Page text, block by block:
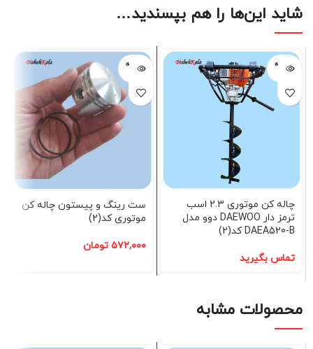
شاید این‌ها را هم بپسندید…
فروخته
شده
چاله کن موتوری 2.3 اسب
ترمز دار DAEWOO دوو مدل
DAEA520-B کد(2)
تماس بگیرید
فروخته
شده
ست رینگ و پیستون چاله کن
موتوری کد(2)
۵۷۲,۰۰۰ تومان
محصولات مشابه